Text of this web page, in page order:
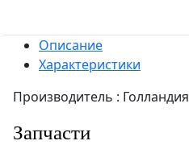
Описание
Характеристики
Производитель : Голландия
Запчасти